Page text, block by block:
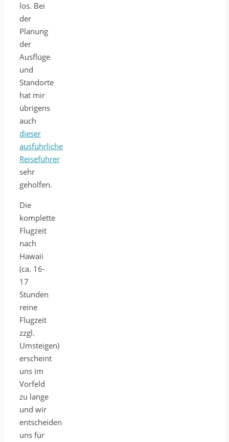
los. Bei
der
Planung
der
Ausflüge
und
Standorte
hat mir
übrigens
auch
dieser
ausführliche
Reiseführer
sehr
geholfen.
Die
komplette
Flugzeit
nach
Hawaii
(ca. 16-
17
Stunden
reine
Flugzeit
zzgl.
Umsteigen)
erscheint
uns im
Vorfeld
zu lange
und wir
entscheiden
uns für